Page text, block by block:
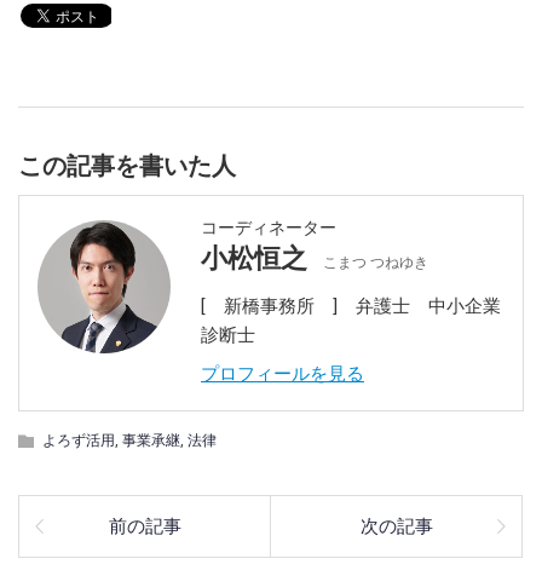
この記事を書いた人
コーディネーター
小松恒之 こまつ つねゆき
[ 新橋事務所 ] 弁護士 中小企業
診断士
プロフィールを見る
よろず活用 事業承継 法律
前の記事 次の記事